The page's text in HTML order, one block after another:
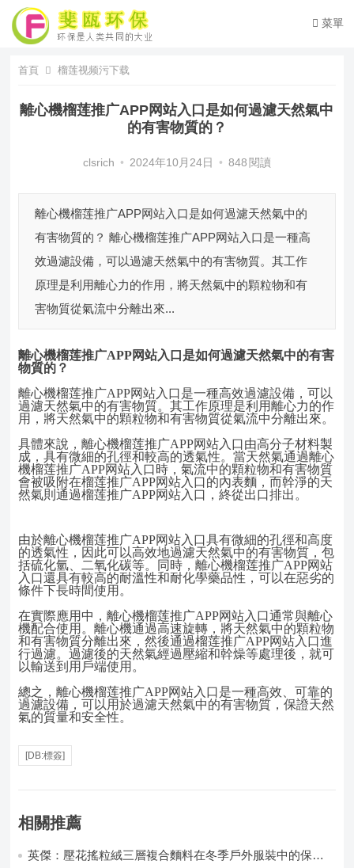
菜單
首頁 榴莲视频污下载
離心機榴莲推广APP网站入口是如何過濾天然氣中
的有害物質的？
clsrich • 2024年10月24日 • 848 閱讀
離心機榴莲推广APP网站入口是如何過濾天然氣中的
有害物質的？ 離心機榴莲推广APP网站入口是一種高
效過濾設備，可以過濾天然氣中的有害物質。其工作
原理是利用離心力的作用，將天然氣中的顆粒物和有
害物質從氣流中分離出來...
離心機榴莲推广APP网站入口是如何過濾天然氣中的有害
物質的？
離心機榴莲推广APP网站入口是一種高效過濾設備，可以
過濾天然氣中的有害物質。其工作原理是利用離心力的作
用，將天然氣中的顆粒物和有害物質從氣流中分離出來。
具體來說，離心機榴莲推广APP网站入口由高分子材料製
成，具有微細的孔徑和較高的透氣性。當天然氣通過離心
機榴莲推广APP网站入口時，氣流中的顆粒物和有害物質
會被吸附在榴莲推广APP网站入口的內表麵，而幹淨的天
然氣則通過榴莲推广APP网站入口，終從出口排出。
由於離心機榴莲推广APP网站入口具有微細的孔徑和高度
的透氣性，因此可以高效地過濾天然氣中的有害物質，包
括硫化氫、二氧化碳等。同時，離心機榴莲推广APP网站
入口還具有較高的耐溫性和耐化學藥品性，可以在惡劣的
條件下長時間使用。
在實際應用中，離心機榴莲推广APP网站入口通常與離心
機配合使用。離心機通過高速旋轉，將天然氣中的顆粒物
和有害物質分離出來，然後通過榴莲推广APP网站入口進
行過濾。過濾後的天然氣經過壓縮和幹燥等處理後，就可
以輸送到用戶端使用。
總之，離心機榴莲推广APP网站入口是一種高效、可靠的
過濾設備，可以用於過濾天然氣中的有害物質，保證天然
氣的質量和安全性。
[DB:標簽]
相關推薦
英傑：壓花搖粒絨三層複合麵料在冬季戶外服裝中的保暖